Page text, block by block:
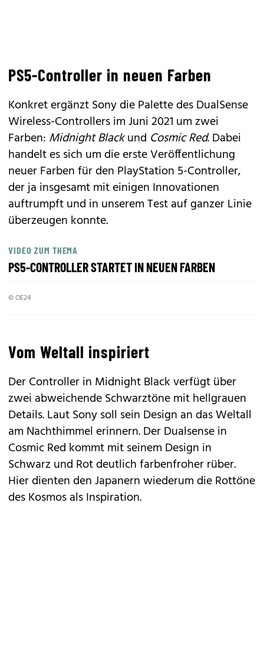
PS5-Controller in neuen Farben
Konkret ergänzt Sony die Palette des DualSense
Wireless-Controllers im Juni 2021 um zwei
Farben: Midnight Blackund Cosmic Red. Dabei
handelt es sich um die erste Veröffentlichung
neuer Farben für den PlayStation 5-Controller,
der ja insgesamt mit einigen Innovationen
auftrumpft und in unserem Testauf ganzer Linie
überzeugen konnte.
VIDEO ZUM THEMA
PS5-CONTROLLER STARTET IN NEUEN FARBEN
© OE24
Vom Weltall inspiriert
Der Controller in Midnight Black verfügt über
zwei abweichende Schwarztöne mit hellgrauen
Details. Laut Sony soll sein Design an das Weltall
am Nachthimmel erinnern. Der Dualsense in
Cosmic Red kommt mit seinem Design in
Schwarz und Rot deutlich farbenfroher rüber.
Hier dienten den Japanern wiederum die Rottöne
des Kosmos als Inspiration.